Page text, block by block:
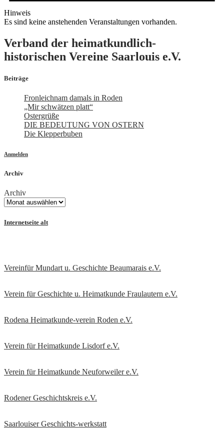
Hinweis
Es sind keine anstehenden Veranstaltungen vorhanden.
Verband der heimatkundlich-
historischen Vereine Saarlouis e.V.
Beiträge
Fronleichnam damals in Roden
„Mir schwätzen platt“
Ostergrüße
DIE BEDEUTUNG VON OSTERN
Die Klepperbuben
Anmelden
Archiv
Archiv
Internetseite alt
Vereinfür Mundart u. Geschichte Beaumarais e.V.
Verein für Geschichte u. Heimatkunde Fraulautern e.V.
Rodena Heimatkunde-verein Roden e.V.
Verein für Heimatkunde Lisdorf e.V.
Verein für Heimatkunde Neuforweiler e.V.
Rodener Geschichtskreis e.V.
Saarlouiser Geschichts-werkstatt